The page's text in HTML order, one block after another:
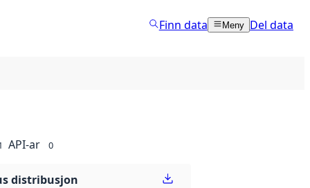
Finn data Meny Del data
API-ar 0
distribusjon